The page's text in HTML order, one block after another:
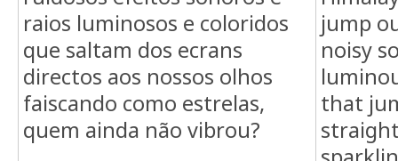
raios luminosos e coloridos
que saltam dos ecrans
directos aos nossos olhos
faiscando como estrelas,
quem ainda não vibrou?
jump
noisy
that